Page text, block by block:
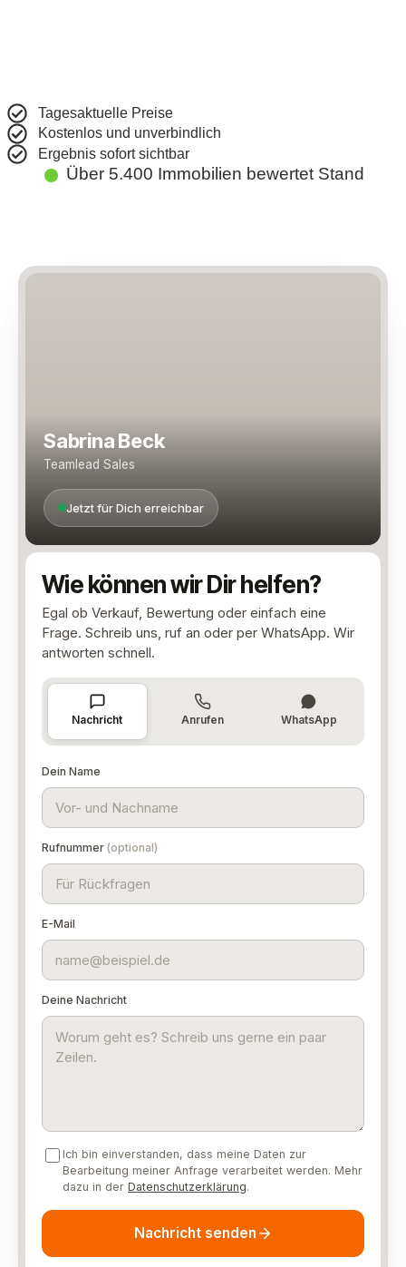
Tagesaktuelle Preise
Kostenlos und unverbindlich
Ergebnis sofort sichtbar
● Über 5.400 Immobilien bewertet Stand
Sabrina Beck
Teamlead Sales
Jetzt für Dich erreichbar
Wie können wir Dir helfen?
Egal ob Verkauf, Bewertung oder einfach eine
Frage. Schreib uns, ruf an oder per WhatsApp. Wir
antworten schnell.
Nachricht Anrufen WhatsApp
Dein Name
Rufnummer (optional)
E-Mail
Deine Nachricht
Ich bin einverstanden, dass meine Daten zur
Bearbeitung meiner Anfrage verarbeitet werden. Mehr
dazu in der Datenschutzerklärung.
Nachricht senden